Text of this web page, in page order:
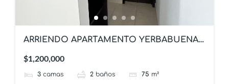
ARRIENDO APARTAMENTO YERBABUENA
$1,200,000
3 camas 2 baños 75 m²